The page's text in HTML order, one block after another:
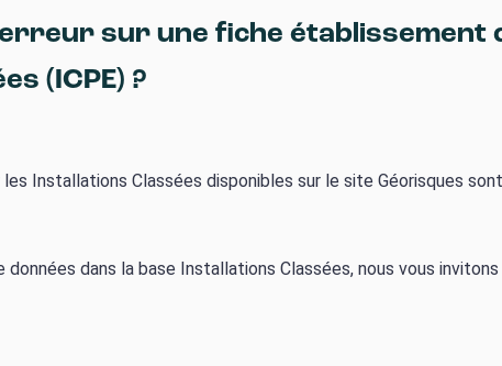
sur une fiche établissement
(ICPE) ?
les Installations Classées disponibles sur le site Géorisques
dans la base Installations Classées, nous vous